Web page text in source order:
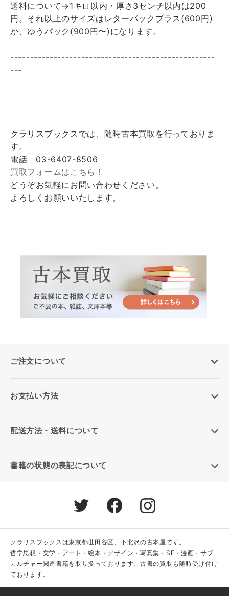
送料について→1キロ以内・厚さ3センチ以内は200
円。それ以上のサイズはレターパックプラス(600円)
か、ゆうパック(900円〜)になります。
----------------------------------------------------
---
クラリスブックスでは、随時古本買取を行っておりま
す。
電話 03-6407-8506
買取フォームはこちら！
どうぞお気軽にお問い合わせください。
よろしくお願いいたします。
ご注文について
お支払い方法
配送方法・送料について
書籍の状態の表記について
クラリスブックスは東京都世田谷区、下北沢の古本屋です。
哲学思想・文学・アート・絵本・デザイン・写真集・SF・漫画・サブ
カルチャー関連書籍を取り扱っております。古書の買取も随時受け付け
ております。